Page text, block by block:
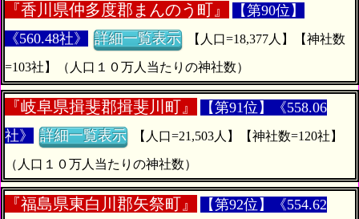
『香川県仲多度郡まんのう町』
【第90位】
《560.48社》
詳細一覧表示
=103社】（人口１０万人当たりの神社数）
『岐阜県揖斐郡揖斐川町』
【第91位】《558.06
社》
詳細一覧表示
（人口１０万人当たりの神社数）
『福島県東白川郡矢祭町』
【第92位】《554.62